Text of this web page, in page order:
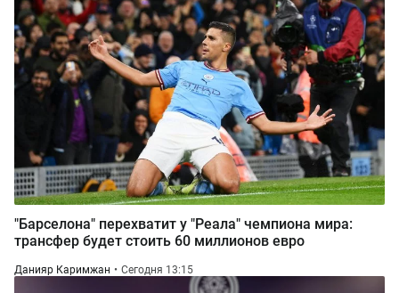
"Барселона" перехватит у "Реала" чемпиона мира:
трансфер будет стоить 60 миллионов евро
Данияр Каримжан Сегодня 13:15